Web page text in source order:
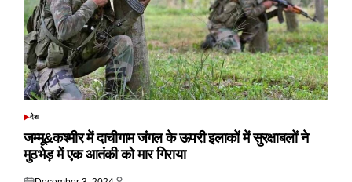
POSTED
देश
जम्मू&कश्मीर में दाचीगाम जंगल के ऊपरी इलाकों में सुरक्षाबलों ने
मुठभेड़ में एक आतंकी को मार गिराया